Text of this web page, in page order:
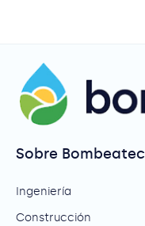
Sobre Bombeatec
Ingeniería
Construcción